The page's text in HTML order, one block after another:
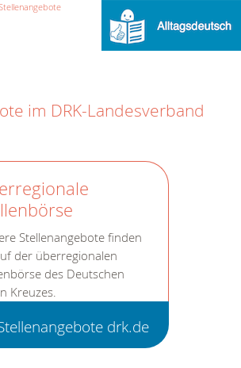
im DRK-Landesverband
Stellenangebote finden
der überregionalen
des Deutschen
Kreuzes.
drk.de